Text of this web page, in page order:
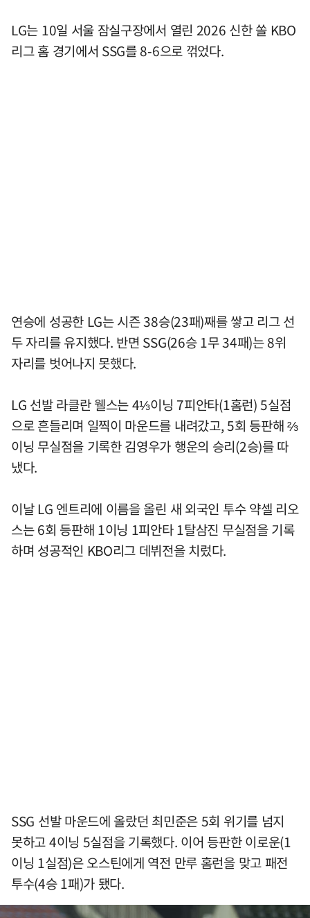
LG는 10일 서울 잠실구장에서 열린 2026 신한 쏠 KBO
리그 홈 경기에서 SSG를 8-6으로 꺾었다.
연승에 성공한 LG는 시즌 38승(23패)째를 쌓고 리그 선
두 자리를 유지했다. 반면 SSG(26승 1무 34패)는 8위
자리를 벗어나지 못했다.
LG 선발 라클란 웰스는 4⅓이닝 7피안타(1홈런) 5실점
으로 흔들리며 일찍이 마운드를 내려갔고, 5회 등판해 ⅔
이닝 무실점을 기록한 김영우가 행운의 승리(2승)를 따
냈다.
이날 LG 엔트리에 이름을 올린 새 외국인 투수 약셀 리오
스는 6회 등판해 1이닝 1피안타 1탈삼진 무실점을 기록
하며 성공적인 KBO리그 데뷔전을 치렀다.
SSG 선발 마운드에 올랐던 최민준은 5회 위기를 넘지
못하고 4이닝 5실점을 기록했다. 이어 등판한 이로운(1
이닝 1실점)은 오스틴에게 역전 만루 홈런을 맞고 패전
투수(4승 1패)가 됐다.